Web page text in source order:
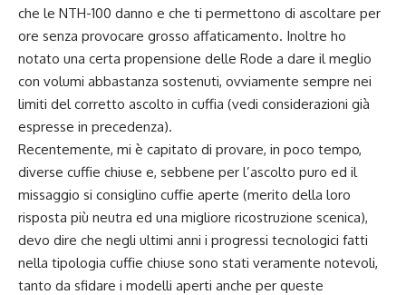
che le NTH-100 danno e che ti permettono di ascoltare per
ore senza provocare grosso affaticamento. Inoltre ho
notato una certa propensione delle Rode a dare il meglio
con volumi abbastanza sostenuti, ovviamente sempre nei
limiti del corretto ascolto in cuffia (vedi considerazioni già
espresse in precedenza).
Recentemente, mi è capitato di provare, in poco tempo,
diverse cuffie chiuse e, sebbene per l’ascolto puro ed il
missaggio si consiglino cuffie aperte (merito della loro
risposta più neutra ed una migliore ricostruzione scenica),
devo dire che negli ultimi anni i progressi tecnologici fatti
nella tipologia cuffie chiuse sono stati veramente notevoli,
tanto da sfidare i modelli aperti anche per queste